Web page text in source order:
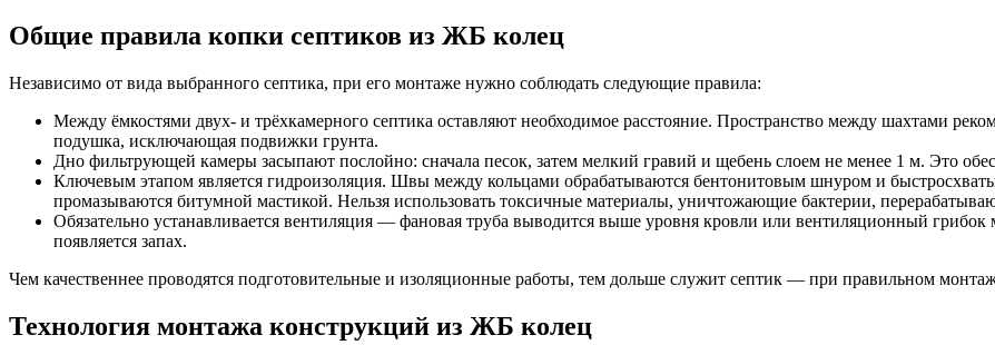
Общие правила копки септиков из ЖБ колец
Независимо от вида выбранного септика, при его монтаже нужно соблюдать следующие правила:
Между ёмкостями двух- и трёхкамерного септика оставляют необходимое расстояние. Пространство между шахтами
подушка, исключающая подвижки грунта.
Дно фильтрующей камеры засыпают послойно: сначала песок, затем мелкий гравий и щебень слоем не менее 1 м. Это
Ключевым этапом является гидроизоляция. Швы между кольцами обрабатываются бентонитовым шнуром и
промазываются битумной мастикой. Нельзя использовать токсичные материалы, уничтожающие бактерии,
Обязательно устанавливается вентиляция — фановая труба выводится выше уровня кровли или вентиляционный
появляется запах.
Чем качественнее проводятся подготовительные и изоляционные работы, тем дольше служит септик — при правильном
Технология монтажа конструкций из ЖБ колец